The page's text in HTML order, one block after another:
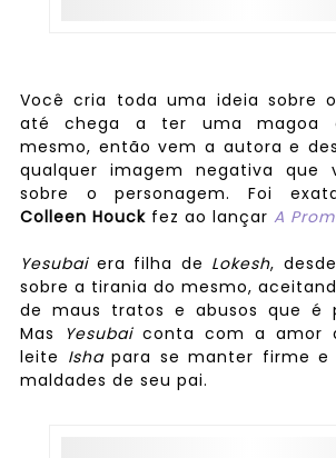
Você cria toda uma ideia sobre
até chega a ter uma magoa
mesmo, então vem a autora e
qualquer imagem negativa que
sobre o personagem. Foi
Colleen Houckfez ao lançar A
Yesubaiera filha de Lokesh,
sobre a tirania do mesmo,
de maus tratos e abusos que é
Mas
Yesubaiconta com a amor
leite Ishapara se manter firme e
maldades de seu pai.